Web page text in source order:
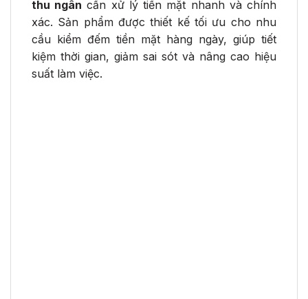
thu ngân cần xử lý tiền mặt nhanh và chính
xác. Sản phẩm được thiết kế tối ưu cho nhu
cầu kiểm đếm tiền mặt hàng ngày, giúp tiết
kiệm thời gian, giảm sai sót và nâng cao hiệu
suất làm việc.